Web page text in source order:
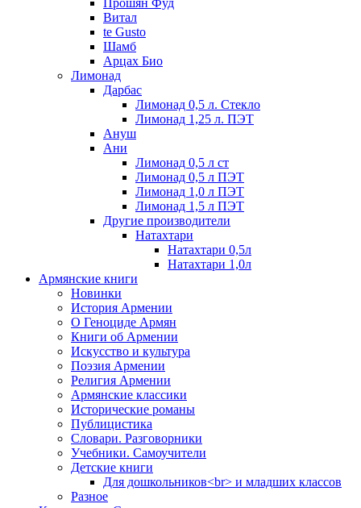
Прошян Фуд
Витал
te Gusto
Шамб
Арцах Био
Лимонад
Дарбас
Лимонад 0,5 л. Стекло
Лимонад 1,25 л. ПЭТ
Ануш
Ани
Лимонад 0,5 л ст
Лимонад 0,5 л ПЭТ
Лимонад 1,0 л ПЭТ
Лимонад 1,5 л ПЭТ
Другие производители
Натахтари
Натахтари 0,5л
Натахтари 1,0л
Армянские книги
Новинки
История Армении
О Геноциде Армян
Книги об Армении
Иcкусство и культура
Поэзия Армении
Религия Армении
Армянские классики
Исторические романы
Публицистика
Словари. Разговорники
Учебники. Самоучители
Детские книги
Для дошкольников<br> и младших классов
Разное